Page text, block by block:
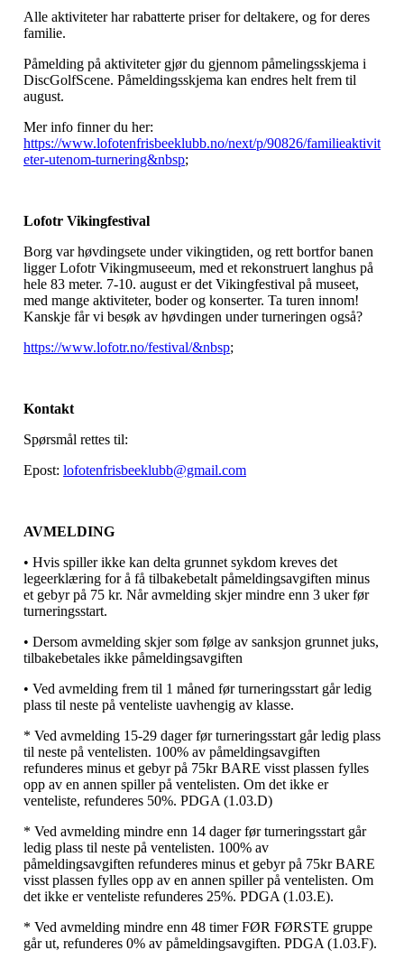
Alle aktiviteter har rabatterte priser for deltakere, og for deres
familie.
Påmelding på aktiviteter gjør du gjennom påmelingsskjema i
DiscGolfScene. Påmeldingsskjema kan endres helt frem til
august.
Mer info finner du her:
https://www.lofotenfrisbeeklubb.no/next/p/90826/familieaktivit
eter-utenom-turnering&nbsp;
Lofotr Vikingfestival
Borg var høvdingsete under vikingtiden, og rett bortfor banen
ligger Lofotr Vikingmuseeum, med et rekonstruert langhus på
hele 83 meter. 7-10. august er det Vikingfestival på museet,
med mange aktiviteter, boder og konserter. Ta turen innom!
Kanskje får vi besøk av høvdingen under turneringen også?
https://www.lofotr.no/festival/&nbsp;
Kontakt
Spørsmål rettes til:
Epost: lofotenfrisbeeklubb@gmail.com
AVMELDING
• Hvis spiller ikke kan delta grunnet sykdom kreves det
legeerklæring for å få tilbakebetalt påmeldingsavgiften minus
et gebyr på 75 kr. Når avmelding skjer mindre enn 3 uker før
turneringsstart.
• Dersom avmelding skjer som følge av sanksjon grunnet juks,
tilbakebetales ikke påmeldingsavgiften
• Ved avmelding frem til 1 måned før turneringsstart går ledig
plass til neste på venteliste uavhengig av klasse.
* Ved avmelding 15-29 dager før turneringsstart går ledig plass
til neste på ventelisten. 100% av påmeldingsavgiften
refunderes minus et gebyr på 75kr BARE visst plassen fylles
opp av en annen spiller på ventelisten. Om det ikke er
venteliste, refunderes 50%. PDGA (1.03.D)
* Ved avmelding mindre enn 14 dager før turneringsstart går
ledig plass til neste på ventelisten. 100% av
påmeldingsavgiften refunderes minus et gebyr på 75kr BARE
visst plassen fylles opp av en annen spiller på ventelisten. Om
det ikke er venteliste refunderes 25%. PDGA (1.03.E).
* Ved avmelding mindre enn 48 timer FØR FØRSTE gruppe
går ut, refunderes 0% av påmeldingsavgiften. PDGA (1.03.F).